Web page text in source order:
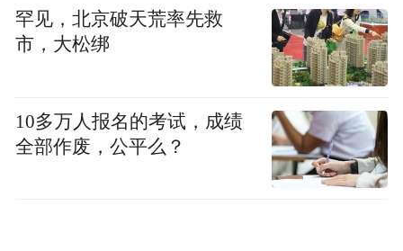
最近，娜比身着一袭鎏金复古礼裙惊艳亮相
罕见，北京破天荒率先救
市，大松绑
10多万人报名的考试，成绩
全部作废，公平么？